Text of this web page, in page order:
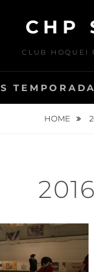
CHP
CLUB HOQUEI
HOME